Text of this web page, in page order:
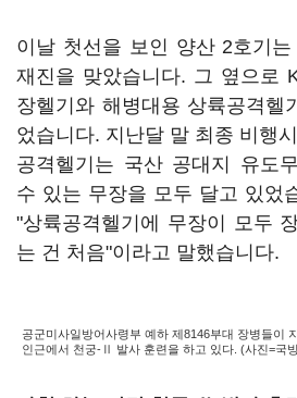
이날 첫선을 보인 양산 2호기
재진을 맞았습니다. 그 옆으로
장헬기와 해병대용 상륙공격헬
었습니다. 지난달 말 최종 비행
공격헬기는 국산 공대지 유도
수 있는 무장을 모두 달고 있었
"상륙공격헬기에 무장이 모두
는 건 처음"이라고 말했습니다.
공군미사일방어사령부 예하 제8146부대 장병들이
인근에서 천궁-Ⅱ 발사 훈련을 하고 있다. (사진=국